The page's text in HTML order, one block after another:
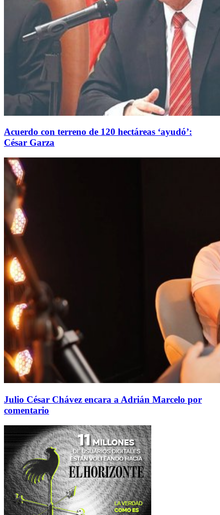
Acuerdo con terreno de 120 hectáreas ‘ayudó’:
César Garza
Julio César Chávez encara a Adrián Marcelo por
comentario